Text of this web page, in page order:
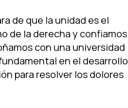
de que la unidad es el
de la derecha y confiamos
con una universidad
en el desarrollo
para resolver los dolores